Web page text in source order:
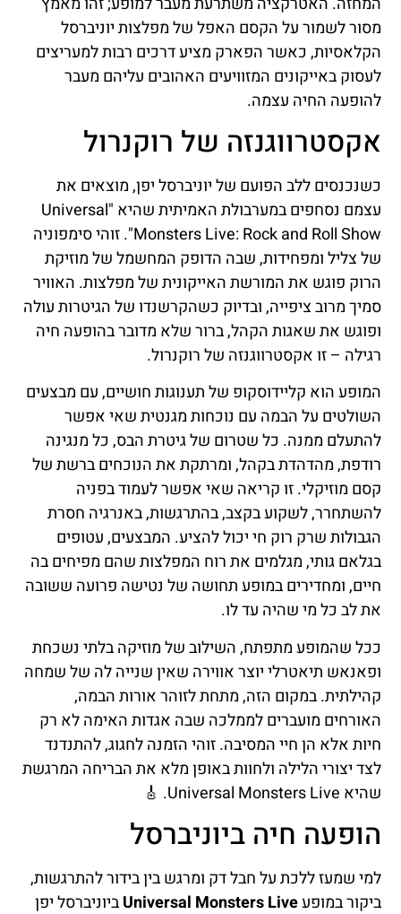
מסור לשמור על הקסם האפל של מפלצות יוניברסל
הקלאסיות, כאשר הפארק מציע דרכים רבות למעריצים
לעסוק באייקונים המזוויעים האהובים עליהם מעבר
להופעה החיה עצמה.
אקסטרווגנזה של רוקנרול
כשנכנסים ללב הפועם של יוניברסל יפן, מוצאים את
עצמם נסחפים במערבולת האמיתית שהיא "Universal
Monsters Live: Rock and Roll Show". זוהי סימפוניה
של צליל ומפחידות, שבה הדופק המחשמל של מוזיקת
הרוק פוגש את המורשת האייקונית של מפלצות. האוויר
סמיך מרוב ציפייה, ובדיוק כשהקרשנדו של הגיטרות עולה
ופוגש את שאגות הקהל, ברור שלא מדובר בהופעה חיה
רגילה – זו אקסטרווגנזה של רוקנרול.
המופע הוא קליידוסקופ של תענוגות חושיים, עם מבצעים
השולטים על הבמה עם נוכחות מגנטית שאי אפשר
להתעלם ממנה. כל שטרום של גיטרת הבס, כל מנגינה
רודפת, מהדהדת בקהל, ומרתקת את הנוכחים ברשת של
קסם מוזיקלי. זו קריאה שאי אפשר לעמוד בפניה
להשתחרר, לשקוע בקצב, בהתרגשות, באנרגיה חסרת
הגבולות שרק רוק חי יכול להציע. המבצעים, עטופים
בגלאם גותי, מגלמים את רוח המפלצות שהם מפיחים בה
חיים, ומחדירים במופע תחושה של נטישה פרועה ששובה
את לב כל מי שהיה עד לו.
ככל שהמופע מתפתח, השילוב של מוזיקה בלתי נשכחת
ופאנאש תיאטרלי יוצר אווירה שאין שנייה לה של שמחה
קהילתית. במקום הזה, מתחת לזוהר אורות הבמה,
האורחים מועברים לממלכה שבה אגדות האימה לא רק
חיות אלא הן חיי המסיבה. זוהי הזמנה לחגוג, להתנדנד
לצד יצורי הלילה ולחוות באופן מלא את הבריחה המרגשת
שהיא Universal Monsters Live. 🎸
הופעה חיה ביוניברסל
למי שמעז ללכת על חבל דק ומרגש בין בידור להתרגשות,
ביקור במופעUniversal Monsters Liveביוניברסל יפן